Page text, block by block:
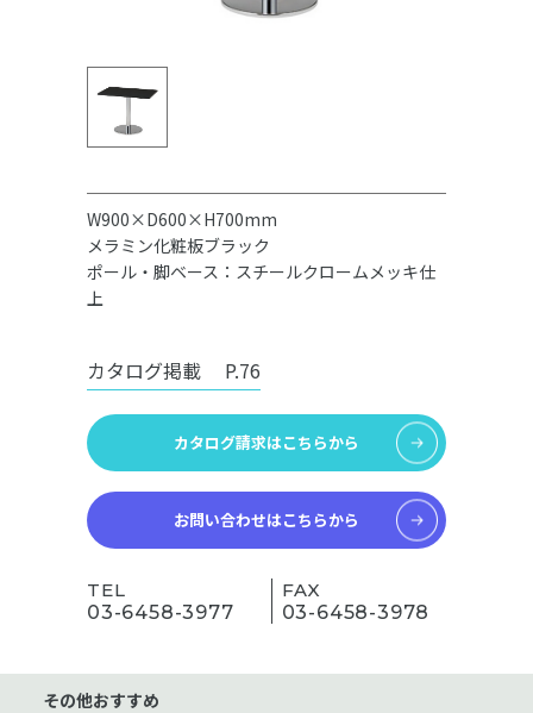
W900×D600×H700mm
メラミン化粧板ブラック
ポール・脚ベース：スチールクロームメッキ仕
上
カタログ掲載 P.76
カタログ請求はこちらから
お問い合わせはこちらから
TEL
03-6458-3977
FAX
03-6458-3978
その他おすすめ